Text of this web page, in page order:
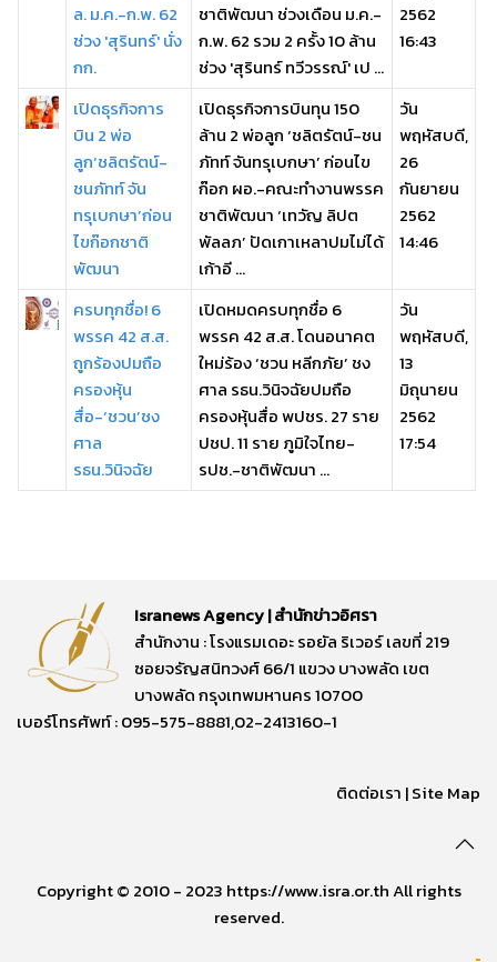
ล. ม.ค.-ก.พ. 62
ช่วง 'สุรินทร์' นั่ง
กก.
ชาติพัฒนา ช่วงเดือน ม.ค.-
ก.พ. 62 รวม 2 ครั้ง 10 ล้าน
ช่วง 'สุรินทร์ ทวีวรรณ์' เป ...
2562
16:43
เปิดธุรกิจการ
บิน 2 พ่อ
ลูก‘ชลิตรัตน์-
ชนภัทท์ จัน
ทรุเบกษา’ก่อน
ไขก๊อกชาติ
พัฒนา
เปิดธุรกิจการบินทุน 150
ล้าน 2 พ่อลูก ‘ชลิตรัตน์-ชน
ภัทท์ จันทรุเบกษา’ ก่อนไข
ก๊อก ผอ.-คณะทำงานพรรค
ชาติพัฒนา ‘เทวัญ ลิปต
พัลลภ’ ปัดเกาเหลาปมไม่ได้
เก้าอี ...
วัน
พฤหัสบดี,
26
กันยายน
2562
14:46
ครบทุกชื่อ! 6
พรรค 42 ส.ส.
ถูกร้องปมถือ
ครองหุ้น
สื่อ-‘ชวน’ชง
ศาล
รธน.วินิจฉัย
เปิดหมดครบทุกชื่อ 6
พรรค 42 ส.ส. โดนอนาคต
ใหม่ร้อง ‘ชวน หลีกภัย’ ชง
ศาล รธน.วินิจฉัยปมถือ
ครองหุ้นสื่อ พปชร. 27 ราย
ปชป. 11 ราย ภูมิใจไทย-
รปช.-ชาติพัฒนา ...
วัน
พฤหัสบดี,
13
มิถุนายน
2562
17:54
Isranews Agency | สำนักข่าวอิศรา
สำนักงาน : โรงแรมเดอะ รอยัล ริเวอร์ เลขที่ 219
ซอยจรัญสนิทวงศ์ 66/1 แขวง บางพลัด เขต
บางพลัด กรุงเทพมหานคร 10700
เบอร์โทรศัพท์ : 095-575-8881,02-2413160-1
ติดต่อเรา |Site Map
Copyright © 2010 - 2023 https://www.isra.or.th All rights
reserved.